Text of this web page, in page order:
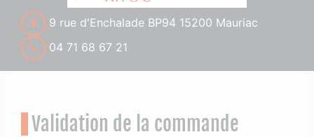
9 rue d'Enchalade BP94 15200 Mauriac
04 71 68 67 21
Validation de la commande